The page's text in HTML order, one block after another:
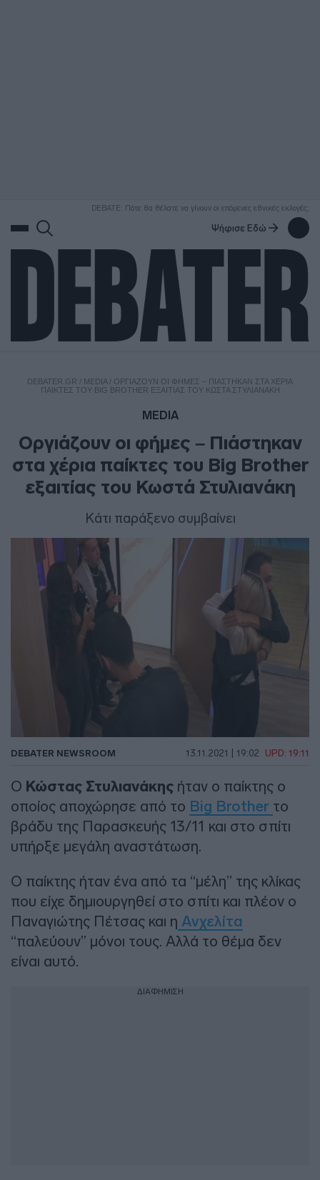
DEBATE: Πότε θα θέλατε να γίνουν οι επόμενες εθνικές εκλογές;
Ψήφισε Εδώ
DEBATER.GR / MEDIA/ ΟΡΓΙΆΖΟΥΝ ΟΙ ΦΉΜΕΣ – ΠΙΆΣΤΗΚΑΝ ΣΤΑ ΧΈΡΙΑ
ΠΑΊΚΤΕΣ ΤΟΥ BIG BROTHER ΕΞΑΙΤΊΑΣ ΤΟΥ ΚΩΣΤΆ ΣΤΥΛΙΑΝΆΚΗ
MEDIA
Οργιάζουν οι φήμες – Πιάστηκαν
στα χέρια παίκτες του Big Brother
εξαιτίας του Κωστά Στυλιανάκη
Κάτι παράξενο συμβαίνει
DEBATER NEWSROOM 13.11.2021 | 19:02 UPD: 19:11
O Κώστας Στυλιανάκης ήταν ο παίκτης ο
οποίος αποχώρησε από το Big Brother το
βράδυ της Παρασκευής 13/11 και στο σπίτι
υπήρξε μεγάλη αναστάτωση.
Ο παίκτης ήταν ένα από τα “μέλη” της κλίκας
που είχε δημιουργηθεί στο σπίτι και πλέον ο
Παναγιώτης Πέτσας και η Ανχελίτα
“παλεύουν” μόνοι τους. Αλλά το θέμα δεν
είναι αυτό.
ΔΙΑΦΗΜΙΣΗ